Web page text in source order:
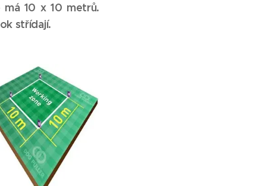
10 x 10 metrů.
střídají.